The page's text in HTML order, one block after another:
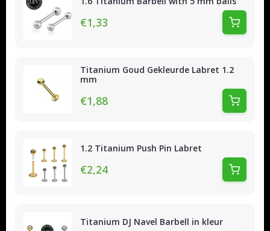
€1,33
Titanium Goud Gekleurde Labret 1.2
mm
€1,88
1.2 Titanium Push Pin Labret
€2,24
Titanium DJ Navel Barbell in kleur